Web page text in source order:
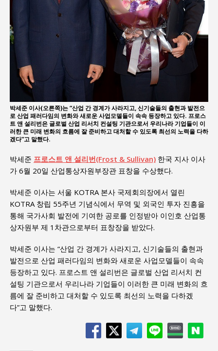
박세준 이사(오른쪽)는 “산업 간 경계가 사라지고, 신기술들의 출현과 발전으
로 산업 패러다임의 변화와 새로운 사업모델들이 속속 등장하고 있다. 프로스
트 앤 설리번은 글로벌 산업 리서치 컨설팅 기관으로서 우리나라 기업들이 이
러한 큰 미래 변화의 흐름에 잘 준비하고 대처할 수 있도록 최선의 노력을 다하
겠다”고 말했다.
박세준 프로스트 앤 설리번(Frost & Sullivan) 한국 지사 이사
가 6월 20일 산업통상자원부장관 표창을 수상했다.
박세준 이사는 서울 KOTRA 본사 국제회의장에서 열린
KOTRA 창립 55주년 기념식에서 무역 및 외국인 투자 진흥을
통해 국가사회 발전에 기여한 공로를 인정받아 이인호 산업통
상자원부 제 1차관으로부터 표창장을 받았다.
박세준 이사는 “산업 간 경계가 사라지고, 신기술들의 출현과
발전으로 산업 패러다임의 변화와 새로운 사업모델들이 속속
등장하고 있다. 프로스트 앤 설리번은 글로벌 산업 리서치 컨
설팅 기관으로서 우리나라 기업들이 이러한 큰 미래 변화의 흐
름에 잘 준비하고 대처할 수 있도록 최선의 노력을 다하겠
다”고 말했다.